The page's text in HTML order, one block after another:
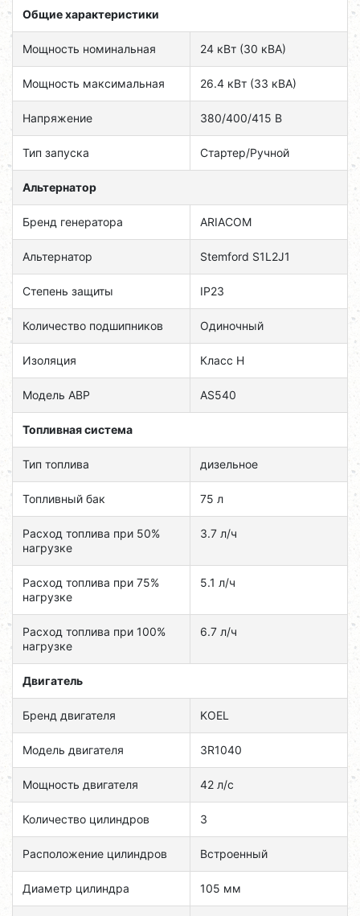
Общие характеристики
Мощность номинальная 24 кВт (30 кВА)
Мощность максимальная 26.4 кВт (33 кВА)
Напряжение 380/400/415 В
Тип запуска Cтартер/Ручной
Альтернатор
Бренд генератора ARIACOM
Альтернатор Stemford S1L2J1
Степень защиты IP23
Количество подшипников Одиночный
Изоляция Класс H
Модель ABP AS540
Топливная система
Тип топлива дизельное
Топливный бак 75 л
Расход топлива при 50%
нагрузке
3.7 л/ч
Расход топлива при 75%
нагрузке
5.1 л/ч
Расход топлива при 100%
нагрузке
6.7 л/ч
Двигатель
Бренд двигателя KOEL
Модель двигателя 3R1040
Мощность двигателя 42 л/с
Количество цилиндров 3
Расположение цилиндров Встроенный
Диаметр цилиндра 105 мм